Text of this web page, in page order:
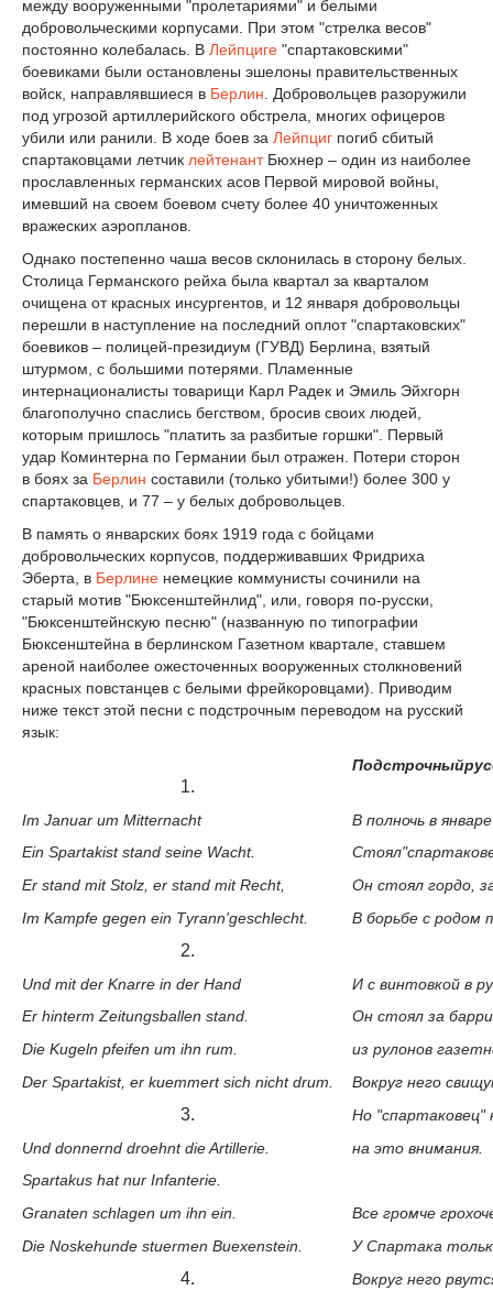
между вооруженными "пролетариями" и белыми
добровольческими корпусами. При этом "стрелка весов"
постоянно колебалась. В Лейпциге "спартаковскими"
боевиками были остановлены эшелоны правительственных
войск, направлявшиеся в Берлин. Добровольцев разоружили
под угрозой артиллерийского обстрела, многих офицеров
убили или ранили. В ходе боев за Лейпциг погиб сбитый
спартаковцами летчик лейтенантБюхнер – один из наиболее
прославленных германских асов Первой мировой войны,
имевший на своем боевом счету более 40 уничтоженных
вражеских аэропланов.
Однако постепенно чаша весов склонилась в сторону белых.
Столица Германского рейха была квартал за кварталом
очищена от красных инсургентов, и 12 января добровольцы
перешли в наступление на последний оплот "спартаковских"
боевиков – полицей-президиум (ГУВД) Берлина, взятый
штурмом, с большими потерями. Пламенные
интернационалисты товарищи Карл Радек и Эмиль Эйхгорн
благополучно спаслись бегством, бросив своих людей,
которым пришлось "платить за разбитые горшки". Первый
удар Коминтерна по Германии был отражен. Потери сторон
в боях за Берлин составили (только убитыми!) более 300 у
спартаковцев, и 77 – у белых добровольцев.
В память о январских боях 1919 года с бойцами
добровольческих корпусов, поддерживавших Фридриха
Эберта, в Берлине немецкие коммунисты сочинили на
старый мотив "Бюксенштейнлид", или, говоря по-русски,
"Бюксенштейнскую песню" (названную по типографии
Бюксенштейна в берлинском Газетном квартале, ставшем
ареной наиболее ожесточенных вооруженных столкновений
красных повстанцев с белыми фрейкоровцами). Приводим
ниже текст этой песни с подстрочным переводом на русский
язык:
1.
Im Januar um Mitternacht
Ein Spartakist stand seine Wacht.
Er stand mit Stolz, er stand mit Recht,
Im Kampfe gegen ein Tуrann'geschlecht.
2.
Und mit der Knarre in der Hand
Er hinterm Zeitungsballen stand.
Die Kugeln pfeifen um ihn rum.
Der Spartakist, er kuemmert sich nicht drum.
3.
Und donnernd droehnt die Artillerie.
Spartakus hat nur Infanterie.
Granaten schlagen um ihn ein.
Die Noskehunde stuermen Bueхenstein.
4.
В полночь в январе
Он стоял гордо,
В борьбе с родом
И с винтовкой в
Он стоял за
из рулонов
Вокруг него
Но
на это внимания.
Все громче
У Спартака
Вокруг него